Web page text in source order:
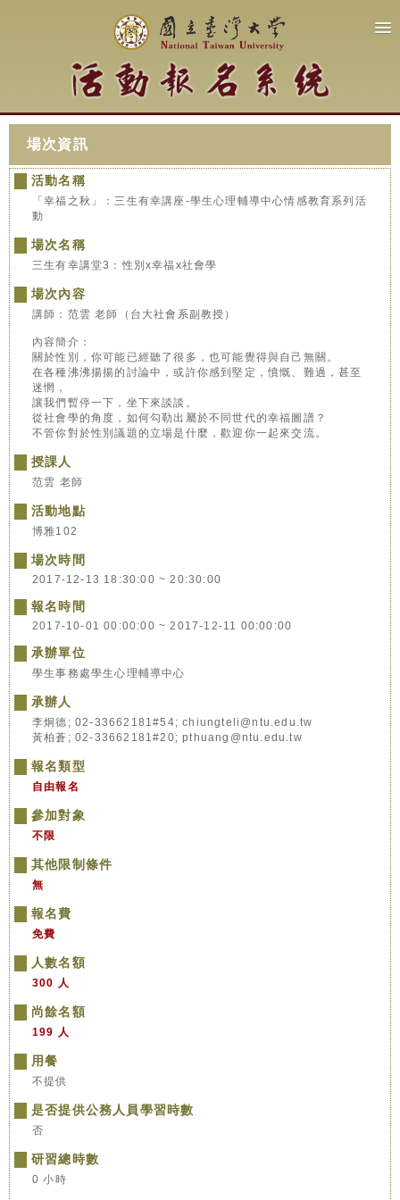
場次資訊
活動名稱
「幸福之秋」：三生有幸講座-學生心理輔導中心情感教育系列活
動
場次名稱
三生有幸講堂3：性別x幸福x社會學
場次內容
講師：范雲 老師（台大社會系副教授）
內容簡介：
關於性別，你可能已經聽了很多，也可能覺得與自己無關。
在各種沸沸揚揚的討論中，或許你感到堅定，憤慨、難過，甚至
迷惘，
讓我們暫停一下，坐下來談談。
從社會學的角度，如何勾勒出屬於不同世代的幸福圖譜？
不管你對於性別議題的立場是什麼，歡迎你一起來交流。
授課人
范雲 老師
活動地點
博雅102
場次時間
2017-12-13 18:30:00 ~ 20:30:00
報名時間
2017-10-01 00:00:00 ~ 2017-12-11 00:00:00
承辦單位
學生事務處學生心理輔導中心
承辦人
李炯德; 02-33662181#54; chiungteli@ntu.edu.tw
黃柏蒼; 02-33662181#20; pthuang@ntu.edu.tw
報名類型
自由報名
參加對象
不限
其他限制條件
無
報名費
免費
人數名額
300 人
尚餘名額
199 人
用餐
不提供
是否提供公務人員學習時數
否
研習總時數
0 小時